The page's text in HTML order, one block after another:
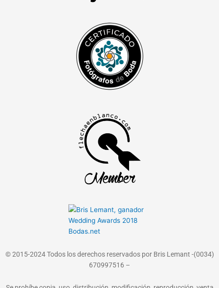
© 2015-2024 Todos los derechos reservados por Bris Lemant -(0034)
670997516 –